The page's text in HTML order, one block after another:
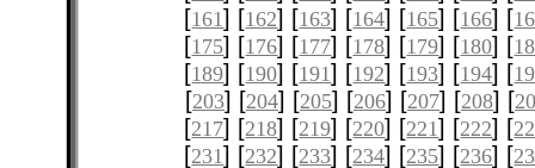
[161] [162] [163] [164] [165] [166] [
[175] [176] [177] [178] [179] [180] [
[189] [190] [191] [192] [193] [194] [
[203] [204] [205] [206] [207] [208] [
[217] [218] [219] [220] [221] [222] [
[231] [232] [233] [234] [235] [236] [